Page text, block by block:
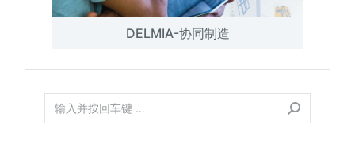
DELMIA-协同制造